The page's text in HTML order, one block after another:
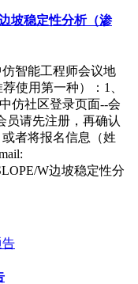
坡稳定性分析（渗
智能工程师会议地
使用第一种）：1、
仿社区登录页面--会
员请先注册，再确认
或者将报名信息（姓
W边坡稳定性分